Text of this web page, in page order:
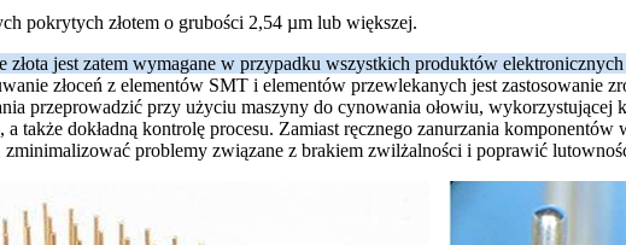
pokrytych złotem o grubości 2,54 µm lub większej.
jest zatem wymagane w przypadku wszystkich produktów
złoceń z elementów SMT i elementów przewlekanych jest zastosowanie
przeprowadzić przy użyciu maszyny do cynowania ołowiu,
a także dokładną kontrolę procesu. Zamiast ręcznego zanurzania
problemy związane z brakiem zwilżalności i poprawić